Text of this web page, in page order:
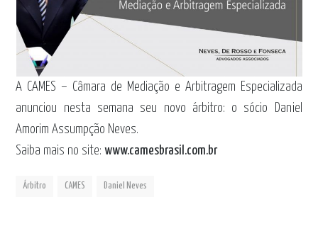
A CAMES – Câmara de Mediação e Arbitragem Especializada
anunciou nesta semana seu novo árbitro: o sócio Daniel
Amorim Assumpção Neves.
Saiba mais no site:www.camesbrasil.com.br
Árbitro CAMES Daniel Neves